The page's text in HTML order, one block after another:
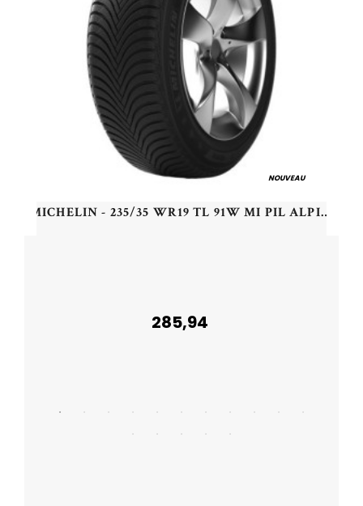
NOUVEAU
MICHELIN - 235/35 WR19 TL 91W MI PIL ALPIN 5 XL - 2353519 - DBB
285,94